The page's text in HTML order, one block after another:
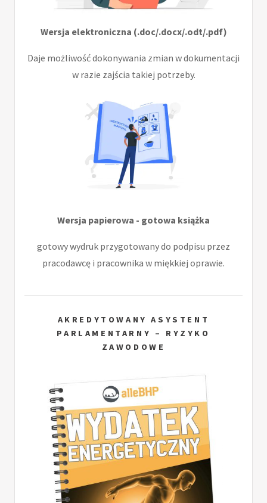
Wersja elektroniczna (.doc/.docx/.odt/.pdf)
Daje możliwość dokonywania zmian w dokumentacji
w razie zajścia takiej potrzeby.
Wersja papierowa - gotowa książka
gotowy wydruk przygotowany do podpisu przez
pracodawcę i pracownika w miękkiej oprawie.
AKREDYTOWANY ASYSTENT
PARLAMENTARNY – RYZYKO
ZAWODOWE